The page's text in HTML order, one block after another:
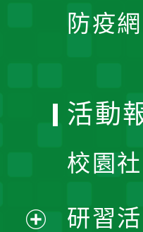
防疫
活動
校園
研習